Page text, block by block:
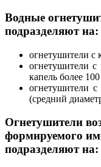
Водные
подразделяют на:
огнетушители с
огнетушители с
капель более
огнетушители с
(средний
Огнетушители
формируемого
подразделяют на: